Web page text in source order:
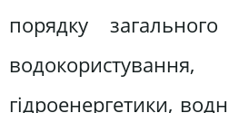
порядку
гідроенергетики,